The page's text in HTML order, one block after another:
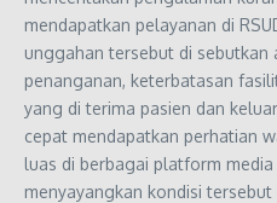
mendapatkan pelayanan di
unggahan tersebut di sebutkan
penanganan, keterbatasan
yang di terima pasien dan
cepat mendapatkan perhatian
luas di berbagai platform
menyayangkan kondisi